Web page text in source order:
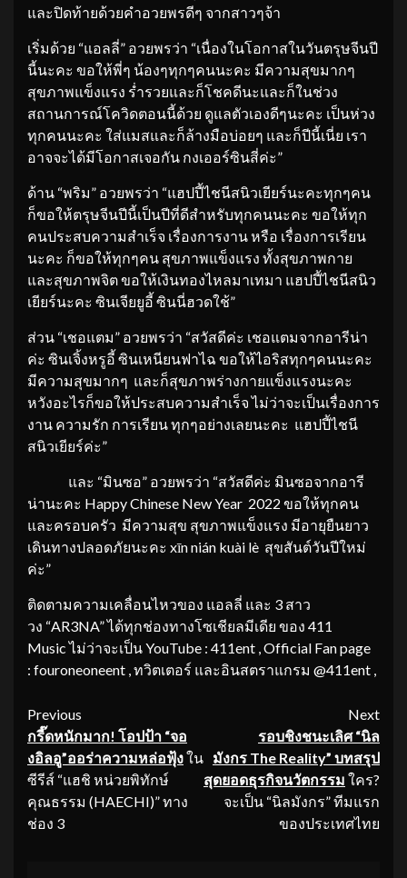
และปิดท้ายด้วยคำอวยพรดีๆ จากสาวๆจ้า
เริ่มด้วย “แอลลี่” อวยพรว่า “เนื่องในโอกาสในวันตรุษจีนปี
นี้นะคะ ขอให้พี่ๆ น้องๆทุกๆคนนะคะ มีความสุขมากๆ
สุขภาพแข็งแรง ร่ำรวยและก็โชคดีนะและก็ในช่วง
สถานการณ์โควิดตอนนี้ด้วย ดูแลตัวเองดีๆนะคะ เป็นห่วง
ทุกคนนะคะ ใส่แมสและก็ล้างมือบ่อยๆ และก็ปีนี้เนี่ย เรา
อาจจะได้มีโอกาสเจอกัน กงเออร์ซินสี่ค่ะ”
ด้าน “พริม” อวยพรว่า “แฮปปี้ไชนีสนิวเยียร์นะคะทุกๆคน
ก็ขอให้ตรุษจีนปีนี้เป็นปีที่ดีสำหรับทุกคนนะคะ ขอให้ทุก
คนประสบความสำเร็จ เรื่องการงาน หรือ เรื่องการเรียน
นะคะ ก็ขอให้ทุกๆคน สุขภาพแข็งแรง ทั้งสุขภาพกาย
และสุขภาพจิต ขอให้เงินทองไหลมาเทมา แฮปปี้ไชนีสนิว
เยียร์นะคะ ซินเจียยูอี้ ซินนี่ฮวดใช้”
ส่วน “เชอแตม” อวยพรว่า “สวัสดีค่ะ เชอแตมจากอารีน่า
ค่ะ ซินเจิ้งหรูอี้ ซินเหนียนฟาไฉ ขอให้ไอริสทุกๆคนนะคะ
มีความสุขมากๆ และก็สุขภาพร่างกายแข็งแรงนะคะ
หวังอะไรก็ขอให้ประสบความสำเร็จ ไม่ว่าจะเป็นเรื่องการ
งาน ความรัก การเรียน ทุกๆอย่างเลยนะคะ แฮปปี้ไชนี
สนิวเยียร์ค่ะ”
และ “มินซอ” อวยพรว่า “สวัสดีค่ะ มินซอจากอารี
น่านะคะ Happy Chinese New Year 2022 ขอให้ทุกคน
และครอบครัว มีความสุข สุขภาพแข็งแรง มีอายุยืนยาว
เดินทางปลอดภัยนะคะ xīn nián kuài lè สุขสันต์วันปีใหม่
ค่ะ”
ติดตามความเคลื่อนไหวของ แอลลี่ และ 3 สาว
วง “AR3NA” ได้ทุกช่องทางโซเชียลมีเดีย ของ 411
Music ไม่ว่าจะเป็น YouTube : 411ent , Official Fan page
: fouroneoneent , ทวิตเตอร์ และอินสตราแกรม @411ent ,
Continue
Reading
Previous
กรี๊ดหนักมาก! โอปป้า “จอ
งอิลอู”ออร่าความหล่อฟุ้งใน
ซีรีส์ “แฮชิ หน่วยพิทักษ์
คุณธรรม (HAECHI)” ทาง
ช่อง 3
Next
รอบชิงชนะเลิศ“นิล
มังกร The Reality” บทสรุป
สุดยอดธุรกิจนวัตกรรม ใคร?
จะเป็น “นิลมังกร” ทีมแรก
ของประเทศไทย